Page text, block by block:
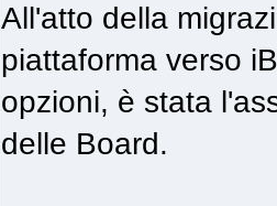
All'atto della
piattaforma verso
opzioni, è stata
delle Board.